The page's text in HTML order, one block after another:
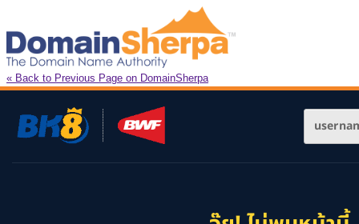
« Back to Previous Page on DomainSherpa